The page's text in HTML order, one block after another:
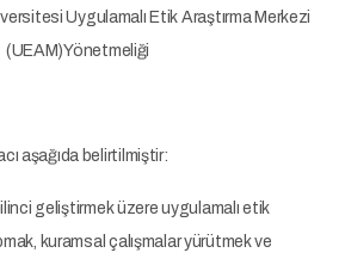
Uygulamalı Etik Araştırma Merkezi
(UEAM)Yönetmeliği
aşağıda belirtilmiştir:
geliştirmek üzere uygulamalı etik
kuramsal çalışmalar yürütmek ve